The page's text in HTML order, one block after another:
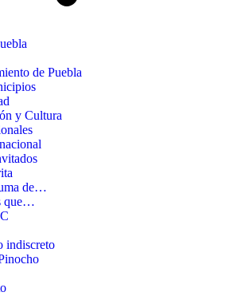
de Puebla
y Cultura
de…
que…
indiscreto